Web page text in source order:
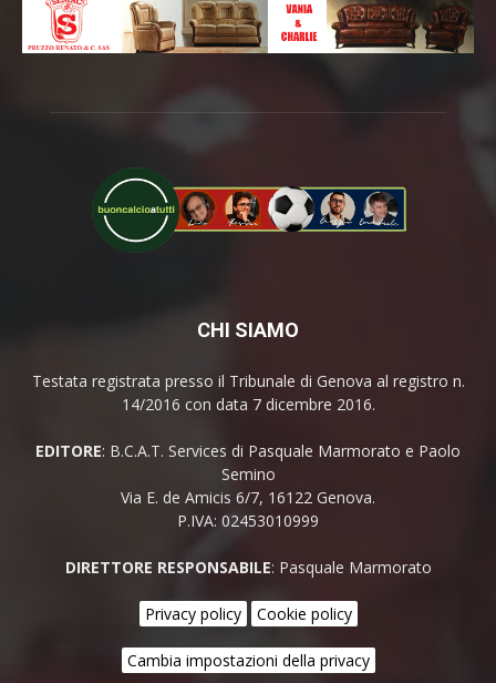
CHI SIAMO
Testata registrata presso il Tribunale di Genova al registro n.
14/2016 con data 7 dicembre 2016.
EDITORE: B.C.A.T. Services di Pasquale Marmorato e Paolo
Semino
Via E. de Amicis 6/7, 16122 Genova.
P.IVA: 02453010999
DIRETTORE RESPONSABILE: Pasquale Marmorato
Privacy policy Cookie policy
Cambia impostazioni della privacy